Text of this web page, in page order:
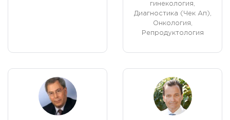
гинекология,
Диагностика (Чек Ап),
Онкология,
Репродуктология